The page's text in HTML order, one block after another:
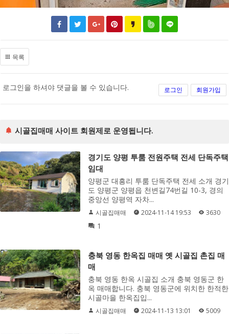
목록
로그인을 하셔야 댓글을 볼 수 있습니다. 회원가입
로그인
시골집매매 사이트 회원제로 운영됩니다.
경기도 양평 투룸 전원주택 전세 단독주택
임대
양평군 대흥리 투룸 단독주택 전세 소개 경기
도 양평군 양평읍 천변길74번길 10-3, 경의
중앙선 양평역 자차...
시골집매매 2024-11-14 19:53 3630
1
충북 영동 한옥집 매매 옛 시골집 촌집 매
매
충북 영동 한옥 시골집 소개 충북 영동군 한
옥 매매합니다. 충북 영동군에 위치한 한적한
시골마을 한옥집입...
시골집매매 2024-11-13 13:01 5009